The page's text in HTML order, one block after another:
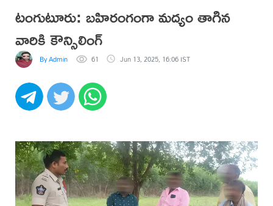
టంగుటూరు: బహిరంగంగా మద్యం తాగిన
వారికి కౌన్సిలింగ్
By Admin 61 Jun 13, 2025, 16:06 IST